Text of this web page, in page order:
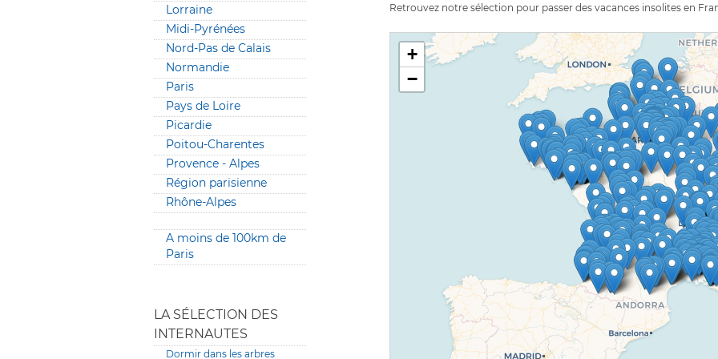
Lorraine
Midi-Pyrénées
Nord-Pas de Calais
Normandie
Paris
Pays de Loire
Picardie
Poitou-Charentes
Provence - Alpes
Région parisienne
Rhône-Alpes
A moins de 100km de
Paris
LA SÉLECTION DES
INTERNAUTES
Dormir dans les arbres
Retrouvez notre sélection pour passer des vacances insolites en
+
−